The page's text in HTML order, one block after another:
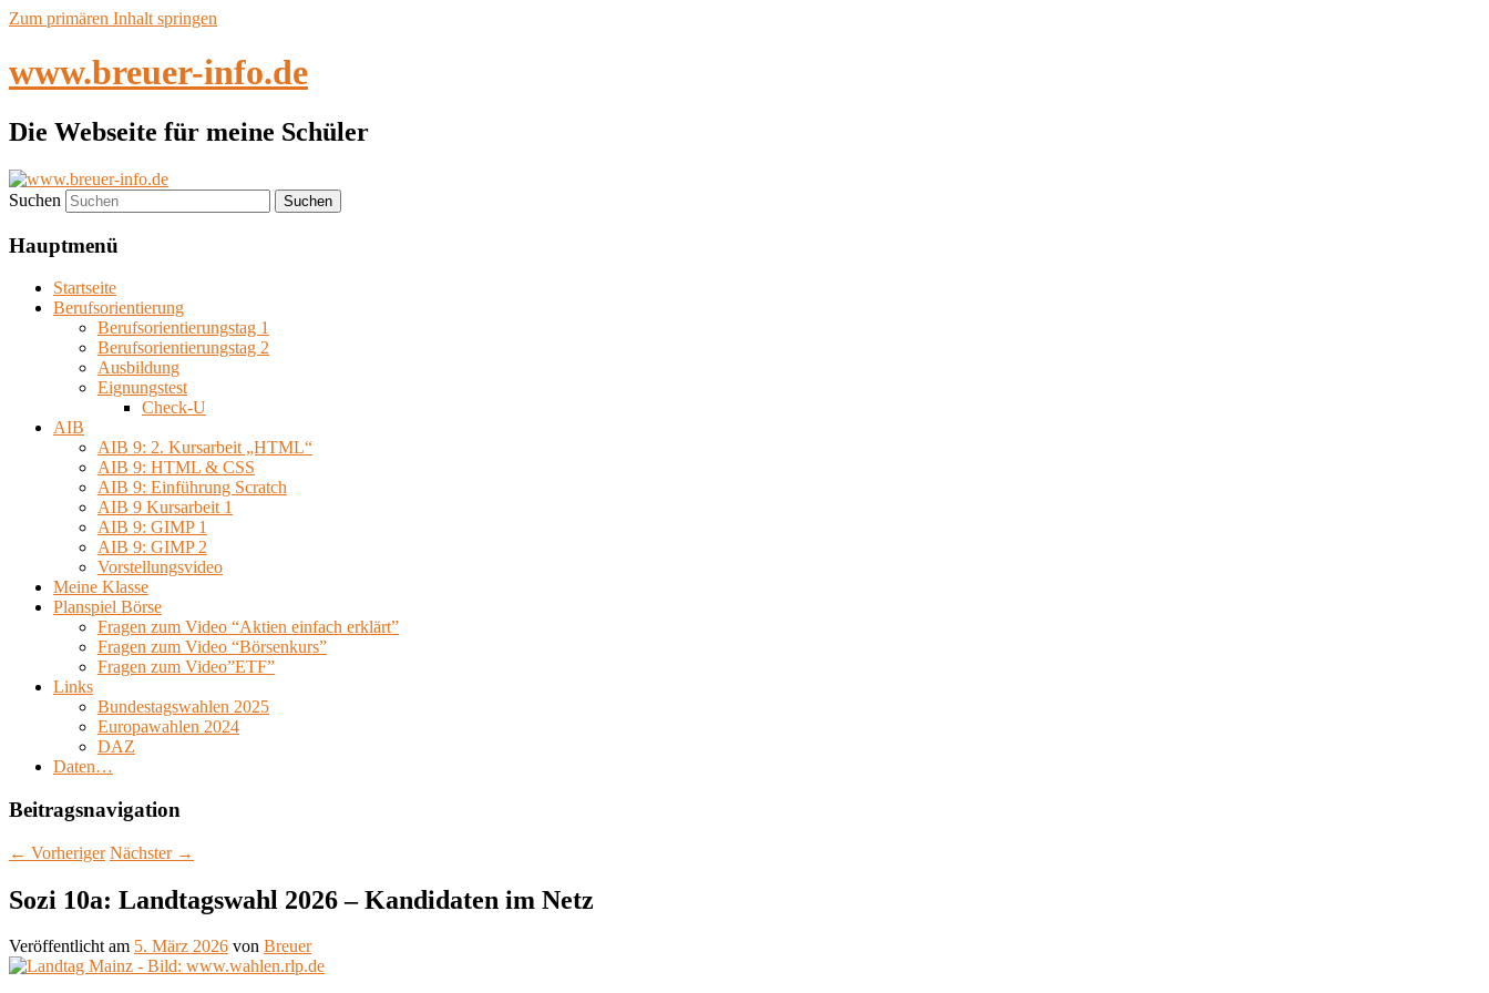
Zum primären Inhalt springen
www.breuer-info.de
Die Webseite für meine Schüler
Suchen
Hauptmenü
Startseite
Berufsorientierung
Berufsorientierungstag 1
Berufsorientierungstag 2
Ausbildung
Eignungstest
Check-U
AIB
AIB 9: 2. Kursarbeit „HTML“
AIB 9: HTML & CSS
AIB 9: Einführung Scratch
AIB 9 Kursarbeit 1
AIB 9: GIMP 1
AIB 9: GIMP 2
Vorstellungsvideo
Meine Klasse
Planspiel Börse
Fragen zum Video “Aktien einfach erklärt”
Fragen zum Video “Börsenkurs”
Fragen zum Video”ETF”
Links
Bundestagswahlen 2025
Europawahlen 2024
DAZ
Daten…
Beitragsnavigation
← Vorheriger Nächster →
Sozi 10a: Landtagswahl 2026 – Kandidaten im Netz
Veröffentlicht am 5. März 2026 von Breuer